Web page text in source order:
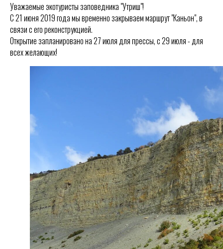
Уважаемые экотуристы заповедника "Утриш"!
С 21 июня 2019 года мы временно закрываем маршрут "Каньон", в
связи с его реконструкцией.
Открытие запланировано на 27 июля для прессы, с 29 июля - для
всех желающих!